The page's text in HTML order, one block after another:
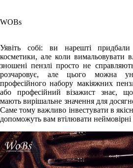
WOBs
Уявіть собі: ви нарешті
косметики, але коли вимальовувати
зношені пензлі просто не
розчаровує, але цього можна
професійного набору макіяжних
або професійний візажист знає,
мають вирішальне значення для
Саме тому важливо інвестувати в
допоможуть вам втілювати неймовірні